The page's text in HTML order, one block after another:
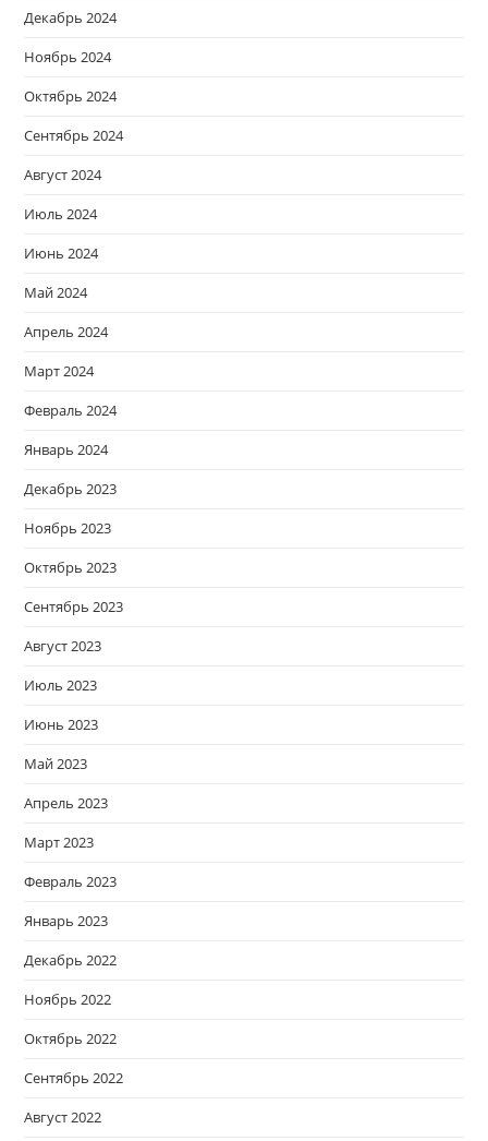
Декабрь 2024
Ноябрь 2024
Октябрь 2024
Сентябрь 2024
Август 2024
Июль 2024
Июнь 2024
Май 2024
Апрель 2024
Март 2024
Февраль 2024
Январь 2024
Декабрь 2023
Ноябрь 2023
Октябрь 2023
Сентябрь 2023
Август 2023
Июль 2023
Июнь 2023
Май 2023
Апрель 2023
Март 2023
Февраль 2023
Январь 2023
Декабрь 2022
Ноябрь 2022
Октябрь 2022
Сентябрь 2022
Август 2022